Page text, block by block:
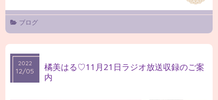
ブログ
2022
12/05
2022
12/05
橘美はる♡11月21日ラジオ放送収録のご案
内